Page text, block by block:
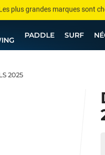
plus grandes marques sont
Jusqu’à -75% de remise sur le
Meilleur prix garanti — Moins
PADDLE SURF
2025